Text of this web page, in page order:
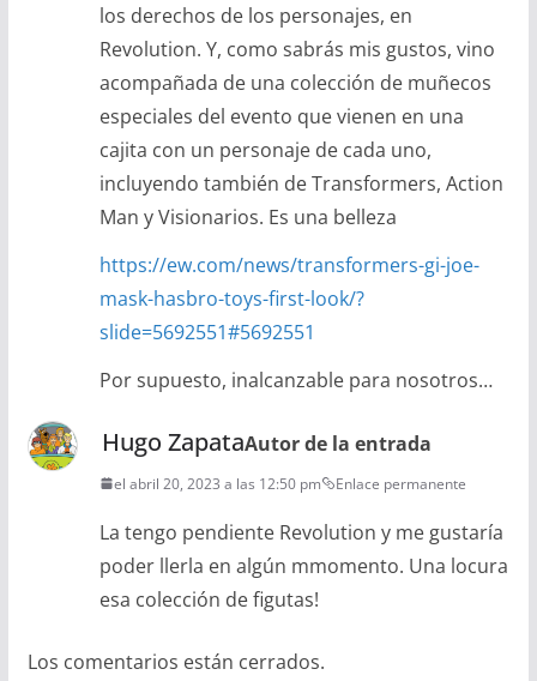
los derechos de los personajes, en
Revolution. Y, como sabrás mis gustos, vino
acompañada de una colección de muñecos
especiales del evento que vienen en una
cajita con un personaje de cada uno,
incluyendo también de Transformers, Action
Man y Visionarios. Es una belleza
https://ew.com/news/transformers-gi-joe-
mask-hasbro-toys-first-look/?
slide=5692551#5692551
Por supuesto, inalcanzable para nosotros…
Hugo ZapataAutor de la entrada
el abril 20, 2023 a las 12:50 pm Enlace permanente
La tengo pendiente Revolution y me gustaría
poder llerla en algún mmomento. Una locura
esa colección de figutas!
Los comentarios están cerrados.